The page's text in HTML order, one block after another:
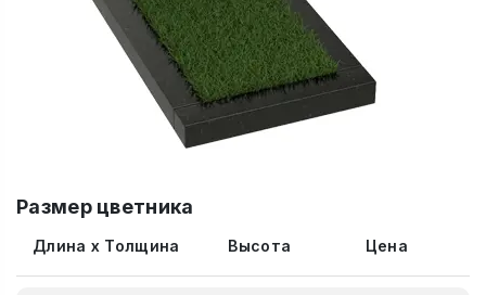
Размер цветника
Длина x Толщина Высота Цена